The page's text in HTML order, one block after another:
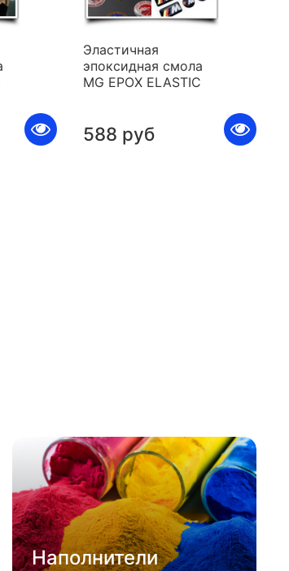
Эластичная
эпоксидная смола
MG EPOX ELASTIC
588 руб
Наполнители